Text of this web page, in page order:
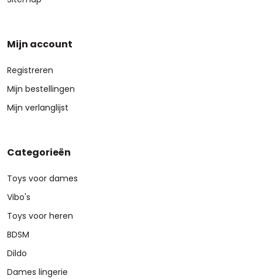
Mijn account
Registreren
Mijn bestellingen
Mijn verlanglijst
Categorieën
Toys voor dames
Vibo's
Toys voor heren
BDSM
Dildo
Dames lingerie